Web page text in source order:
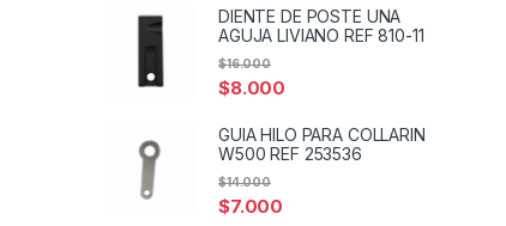
DIENTE DE POSTE UNA
AGUJA LIVIANO REF 810-11
$8.000
$16.000
GUIA HILO PARA COLLARIN
W500 REF 253536
$7.000
$14.000